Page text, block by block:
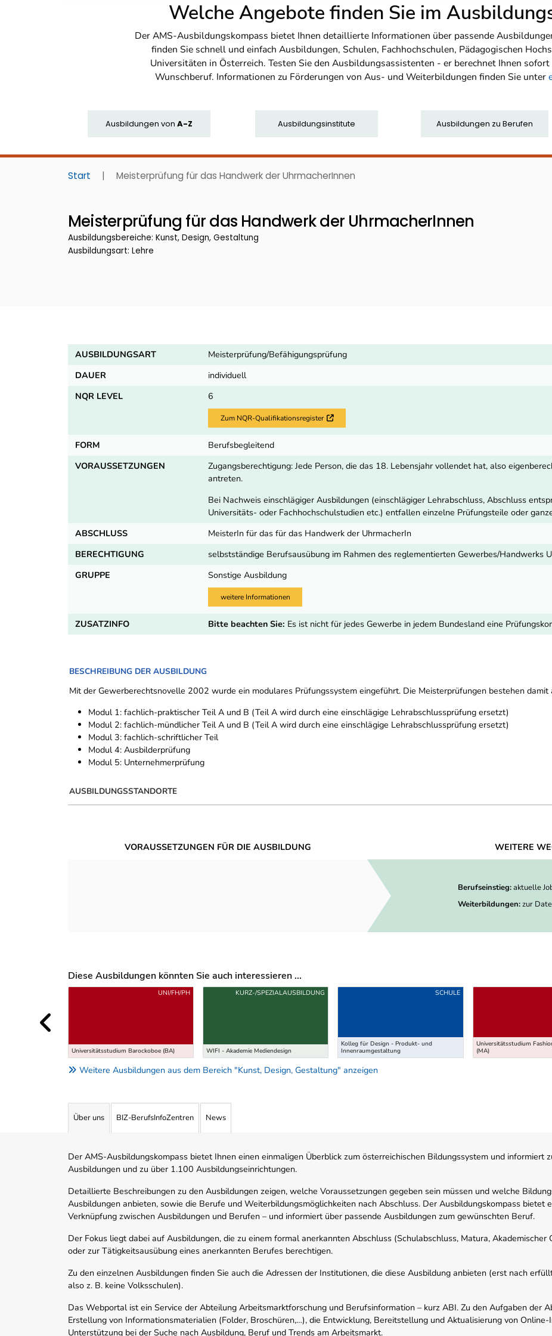
Welche Angebote finden Sie im
Der AMS-Ausbildungskompass bietet Ihnen detaillierte Informationen über passende
finden Sie schnell und einfach Ausbildungen, Schulen, Fachhochschulen, Pädagogischen
Universitäten in Österreich. Testen Sie den Ausbildungsassistenten - er berechnet Ihnen
Wunschberuf. Informationen zu Förderungen von Aus- und Weiterbildungen finden Sie unter
Ausbildungen von A-Z Ausbildungsinstitute Ausbildungen zu Berufen
Start | Meisterprüfung für das Handwerk der UhrmacherInnen
Meisterprüfung für das Handwerk der UhrmacherInnen
Ausbildungsbereiche: Kunst, Design, Gestaltung
Ausbildungsart: Lehre
AUSBILDUNGSART
Meisterprüfung/Befähigungsprüfung
DAUER
individuell
NQR LEVEL
6
Zum NQR-Qualifikationsregister Externer Link
FORM
Berufsbegleitend
VORAUSSETZUNGEN
Zugangsberechtigung: Jede Person, die das 18. Lebensjahr vollendet hat, also
antreten.
Bei Nachweis einschlägiger Ausbildungen (einschlägiger Lehrabschluss, Abschluss
Universitäts- oder Fachhochschulstudien etc.) entfallen einzelne Prüfungsteile oder
ABSCHLUSS
MeisterIn für das für das Handwerk der UhrmacherIn
BERECHTIGUNG
selbstständige Berufsausübung im Rahmen des reglementierten Gewerbes/Handwerks
GRUPPE
Sonstige Ausbildung
weitere Informationen
ZUSATZINFO Bitte beachten Sie: Es ist nicht für jedes Gewerbe in jedem Bundesland eine
BESCHREIBUNG DER AUSBILDUNG
Mit der Gewerberechtsnovelle 2002 wurde ein modulares Prüfungssystem eingeführt. Die Meisterprüfungen bestehen damit
Modul 1: fachlich-praktischer Teil A und B (Teil A wird durch eine einschlägige Lehrabschlussprüfung ersetzt)
Modul 2: fachlich-mündlicher Teil A und B (Teil A wird durch eine einschlägige Lehrabschlussprüfung ersetzt)
Modul 3: fachlich-schriftlicher Teil
Modul 4: Ausbilderprüfung
Modul 5: Unternehmerprüfung
AUSBILDUNGSSTANDORTE
VORAUSSETZUNGEN FÜR DIE AUSBILDUNG WEITERE
Berufseinstieg:aktuelle
Weiterbildungen:zur
Diese Ausbildungen könnten Sie auch interessieren ...
Uber weitere Ausbildungsvorschläge
Universitätsstudium Barockoboe (BA)
UNI/FH/PH
WIFI - Akademie Mediendesign
KURZ-/SPEZIALAUSBILDUNG
Kolleg für Design - Produkt- und
Innenraumgestaltung
SCHULE
Universitätsstudium
(MA)
Weitere Ausbildungen aus dem Bereich "Kunst, Design, Gestaltung" anzeigen
Über uns BIZ-BerufsInfoZentren News
Der AMS-Ausbildungskompass bietet Ihnen einen einmaligen Überblick zum österreichischen Bildungssystem und informiert
Ausbildungen und zu über 1.100 Ausbildungseinrichtungen.
Detaillierte Beschreibungen zu den Ausbildungen zeigen, welche Voraussetzungen gegeben sein müssen und welche
Ausbildungen anbieten, sowie die Berufe und Weiterbildungsmöglichkeiten nach Abschluss. Der Ausbildungskompass bietet
Verknüpfung zwischen Ausbildungen und Berufen – und informiert über passende Ausbildungen zum gewünschten Beruf.
Der Fokus liegt dabei auf Ausbildungen, die zu einem formal anerkannten Abschluss (Schulabschluss, Matura, Akademischer
oder zur Tätigkeitsausübung eines anerkannten Berufes berechtigen.
Zu den einzelnen Ausbildungen finden Sie auch die Adressen der Institutionen, die diese Ausbildung anbieten (erst nach
also z. B. keine Volksschulen).
Das Webportal ist ein Service der Abteilung Arbeitsmarktforschung und Berufsinformation – kurz ABI. Zu den Aufgaben der
Erstellung von Informationsmaterialien (Folder, Broschüren,…), die Entwicklung, Bereitstellung und Aktualisierung von
Unterstützung bei der Suche nach Ausbildung, Beruf und Trends am Arbeitsmarkt.